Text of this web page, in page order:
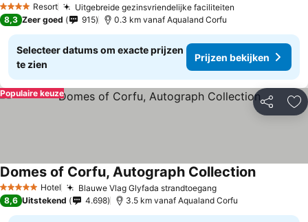
4 SterrenResort Uitgebreide gezinsvriendelijke faciliteiten
8,3 Zeer goed 915 0.3 km vanaf Aqualand Corfu
Selecteer datums om exacte prijzen
te zien
Prijzen bekijken
Delen
Populaire keuze
5 Sterren Hotel Blauwe Vlag Glyfada strandtoegang
Domes of Corfu, Autograph Collection
8,6 Uitstekend 4.698 3.5 km vanaf Aqualand Corfu